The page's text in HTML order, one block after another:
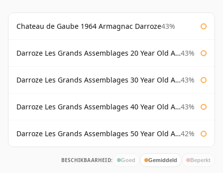
Chateau de Gaube 1964 Armagnac Darroze43%
Darroze Les Grands Assemblages 20 Year Old Armagnac 43%
Darroze Les Grands Assemblages 30 Year Old Armagnac 43%
Darroze Les Grands Assemblages 40 Year Old Armagnac 43%
Darroze Les Grands Assemblages 50 Year Old Armagnac 42%
BESCHIKBAARHEID: Goed Gemiddeld Beperkt